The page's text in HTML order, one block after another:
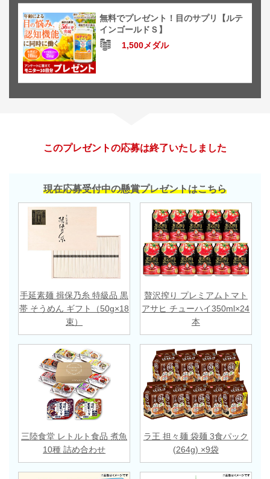
無料でプレゼント！目のサプリ【ルテ
インゴールドＳ】
1,500メダル
このプレゼントの応募は終了いたしました
現在応募受付中の懸賞プレゼントはこちら
手延素麺 揖保乃糸 特級品 黒
帯 そうめん ギフト（50g×18
束）
贅沢搾り プレミアムトマト
アサヒ チューハイ350ml×24
本
三陸食堂 レトルト食品 煮魚
10種 詰め合わせ
ラ王 担々麺 袋麺 3食パック
(264g) ×9袋